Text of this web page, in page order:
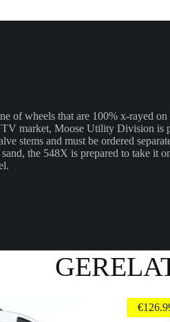
of wheels that are 100% x-rayed
market, Moose Utility Division is
stems and must be ordered
the 548X is prepared to take it
€